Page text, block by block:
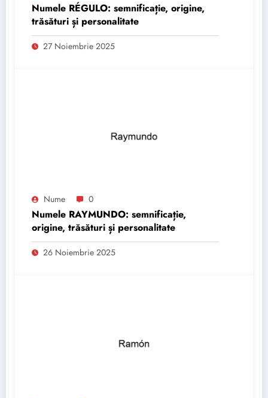
Numele RÉGULO: semnificație, origine,
trăsături și personalitate
27 Noiembrie 2025
Nume 0
Numele RAYMUNDO: semnificație,
origine, trăsături și personalitate
26 Noiembrie 2025